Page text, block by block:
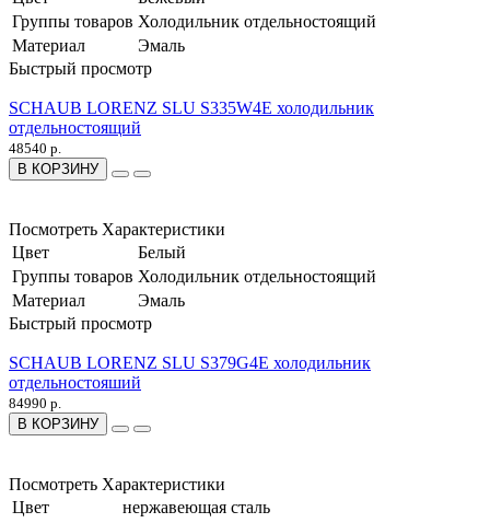
Группы товаров Холодильник отдельностоящий
Материал
Эмаль
Быстрый просмотр
SCHAUB LORENZ SLU S335W4E холодильник
отдельностоящий
48540 р.
В КОРЗИНУ
Посмотреть Характеристики
Цвет
Белый
Группы товаров Холодильник отдельностоящий
Материал
Эмаль
Быстрый просмотр
SCHAUB LORENZ SLU S379G4E холодильник
отдельностояший
84990 р.
В КОРЗИНУ
Посмотреть Характеристики
Цвет
нержавеющая сталь